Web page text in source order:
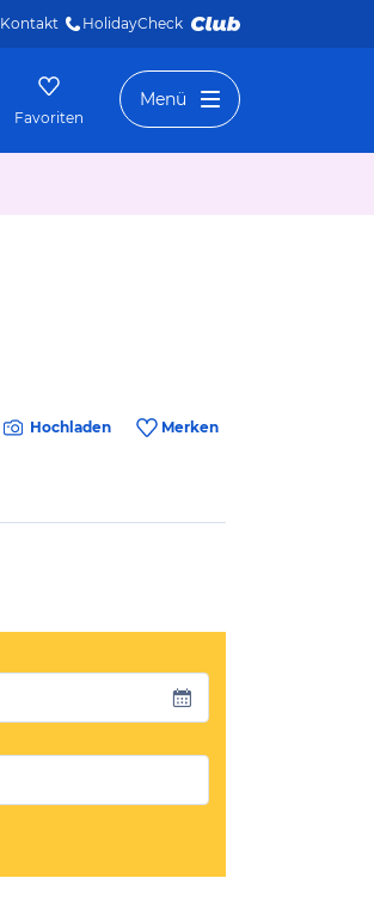
Kontakt HolidayCheck
Favoriten
Menü
Hochladen Merken